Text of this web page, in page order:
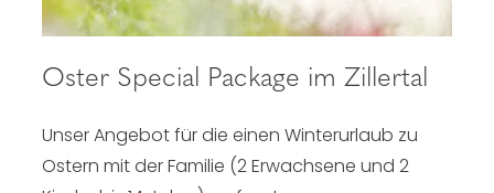
Oster Special Package im Zillertal
Unser Angebot für die einen Winterurlaub zu
Ostern mit der Familie (2 Erwachsene und 2